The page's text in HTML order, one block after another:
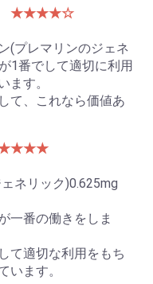
★★★★☆
(プレマリンのジェネ
1番でして適切に利用
ます。
て、これなら価値あ
ネリック)0.625mg
一番の働きをしま
て適切な利用をもち
います。